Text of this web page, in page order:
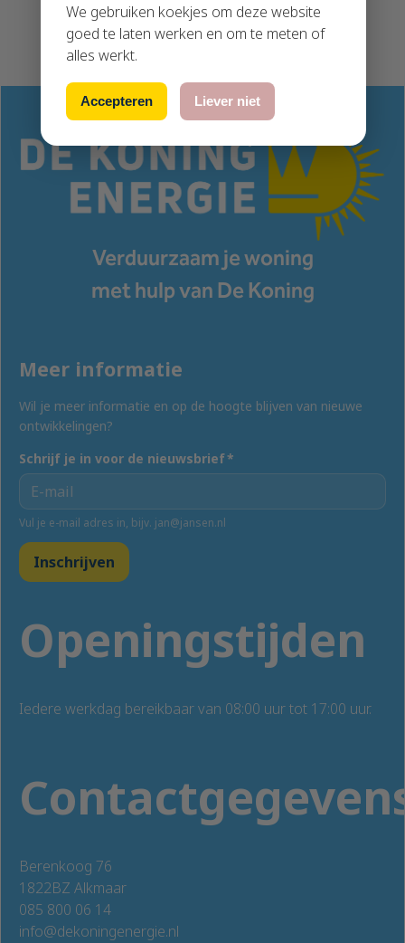
Verduurzaam je woning
met hulp van De Koning
Berenkoog 76
1822BZ Alkmaar
085 800 06 14
info@dekoningenergie.nl
Openingstijden
Iedere werkdag bereikbaar van 08:00 uur tot 17:00 uur.
Meer informatie
Wil je meer informatie en op de hoogte blijven van nieuwe
ontwikkelingen?
Schrijf je in voor de nieuwsbrief*
Vul je e-mail adres in, bijv. jan@jansen.nl
Inschrijven
We gebruiken koekjes om deze website
goed te laten werken en om te meten of
alles werkt.
Accepteren Liever niet